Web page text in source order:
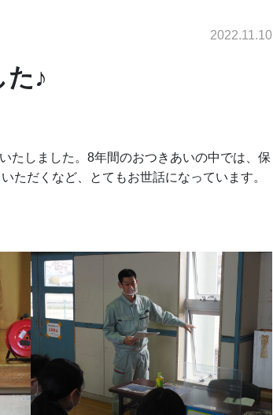
2022.11.10
♪
たしました。8年間のおつきあいの中では、保
ただくなど、とてもお世話になっています。